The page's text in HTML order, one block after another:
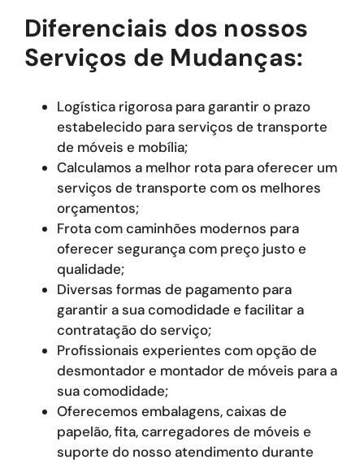
Diferenciais dos nossos
Serviços de Mudanças:
Logística rigorosa para garantir o prazo
estabelecido para serviços de transporte
de móveis e mobília;
Calculamos a melhor rota para oferecer um
serviços de transporte com os melhores
orçamentos;
Frota com caminhões modernos para
oferecer segurança com preço justo e
qualidade;
Diversas formas de pagamento para
garantir a sua comodidade e facilitar a
contratação do serviço;
Profissionais experientes com opção de
desmontador e montador de móveis para a
sua comodidade;
Oferecemos embalagens, caixas de
papelão, fita, carregadores de móveis e
suporte do nosso atendimento durante